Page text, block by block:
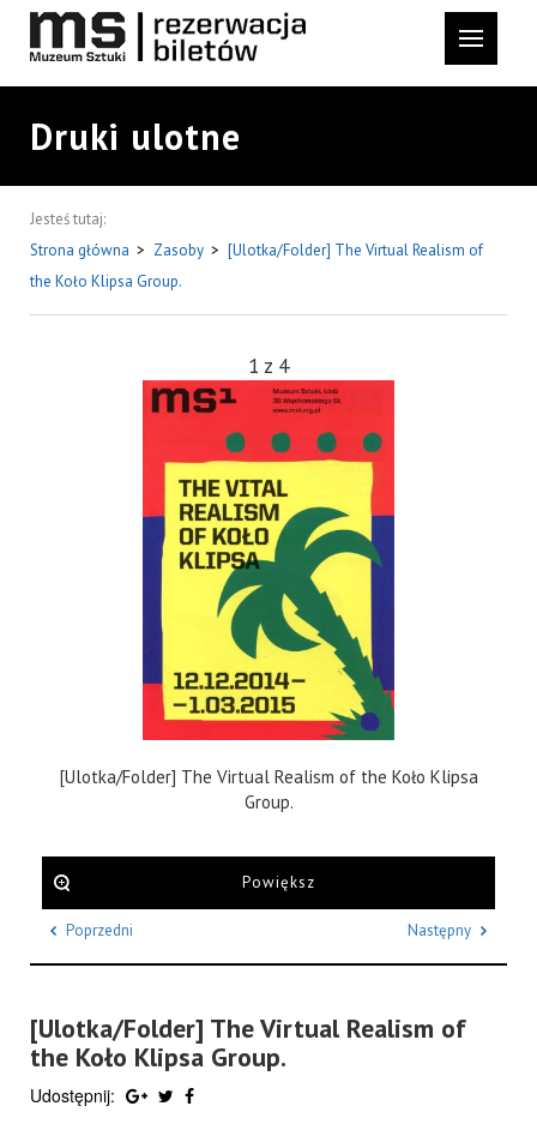
Druki ulotne
Jesteś tutaj:
Strona główna > Zasoby > [Ulotka/Folder] The Virtual Realism of
the Koło Klipsa Group.
1 z 4
[Ulotka/Folder] The Virtual Realism of the Koło Klipsa
Group.
Powiększ
Poprzedni Następny
[Ulotka/Folder] The Virtual Realism of
the Koło Klipsa Group.
Udostępnij: